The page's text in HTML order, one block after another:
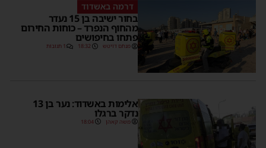
דרמה באשדוד
בחור ישיבה בן 15 נעדר
מהחוף הנפרד – כוחות החירום
פתחו בחיפושים
מנחם דויטש 18:32 1 תגובות
אלימות באשדוד: נער בן 13
נדקר ברגלו
משה קאהן 18:04